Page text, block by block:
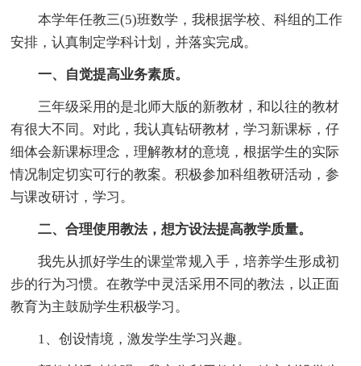
本学年任教三(5)班数学，我根据学校、科组的工作
安排，认真制定学科计划，并落实完成。
一、自觉提高业务素质。
三年级采用的是北师大版的新教材，和以往的教材
有很大不同。对此，我认真钻研教材，学习新课标，仔
细体会新课标理念，理解教材的意境，根据学生的实际
情况制定切实可行的教案。积极参加科组教研活动，参
与课改研讨，学习。
二、合理使用教法，想方设法提高教学质量。
我先从抓好学生的课堂常规入手，培养学生形成初
步的行为习惯。在教学中灵活采用不同的教法，以正面
教育为主鼓励学生积极学习。
1、创设情境，激发学生学习兴趣。